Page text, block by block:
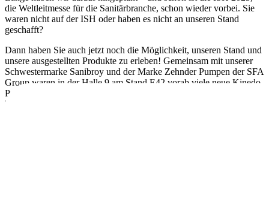
die Weltleitmesse für die Sanitärbranche, schon wieder vorbei. Sie
waren nicht auf der ISH oder haben es nicht an unseren Stand
geschafft?
Dann haben Sie auch jetzt noch die Möglichkeit, unseren Stand und
unsere ausgestellten Produkte zu erleben! Gemeinsam mit unserer
Schwestermarke Sanibroy und der Marke Zehnder Pumpen der SFA
Group waren in der Halle 9 am Stand E42 vorab viele neue Kinedo
Produkte des Sortiments 2025 zu sehen – in Kürze auch hier auf der
Website!